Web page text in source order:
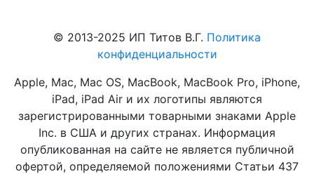
© 2013-2025 ИП Титов В.Г. Политика
конфиденциальности
Apple, Mac, Mac OS, MacBook, MacBook Pro, iPhone,
iPad, iPad Air и их логотипы являются
зарегистрированными товарными знаками Apple
Inc. в США и других странах. Информация
опубликованная на сайте не является публичной
офертой, определяемой положениями Статьи 437